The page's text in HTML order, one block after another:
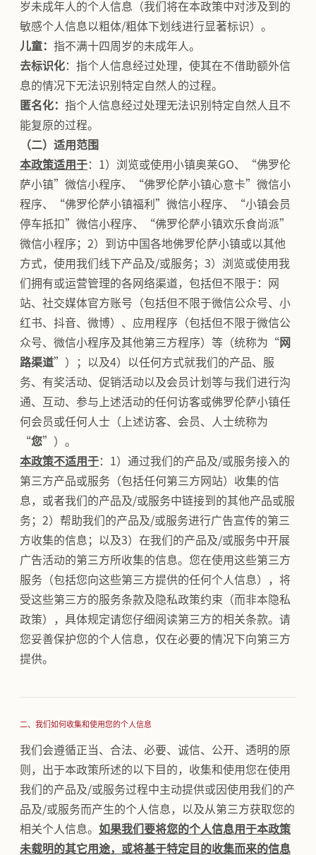
岁未成年人的个人信息（我们将在本政策中对涉及到的
敏感个人信息以粗体/粗体下划线进行显著标识）。
儿童： 指不满十四周岁的未成年人。
去标识化：指个人信息经过处理，使其在不借助额外信
息的情况下无法识别特定自然人的过程。
匿名化： 指个人信息经过处理无法识别特定自然人且不
能复原的过程。
（二）适用范围
本政策适用于：1）浏览或使用小镇奥莱GO、“佛罗伦
萨小镇”微信小程序、“佛罗伦萨小镇心意卡”微信小
程序、“佛罗伦萨小镇福利”微信小程序、“小镇会员
停车抵扣”微信小程序、“佛罗伦萨小镇欢乐食尚派”
微信小程序；2）到访中国各地佛罗伦萨小镇或以其他
方式，使用我们线下产品及/或服务；3）浏览或使用我
们拥有或运营管理的各网络渠道，包括但不限于：网
站、社交媒体官方账号（包括但不限于微信公众号、小
红书、抖音、微博）、应用程序（包括但不限于微信公
众号、微信小程序及其他第三方程序）等（统称为“网
路渠道”）；以及4）以任何方式就我们的产品、服
务、有奖活动、促销活动以及会员计划等与我们进行沟
通、互动、参与上述活动的任何访客或佛罗伦萨小镇任
何会员或任何人士（上述访客、会员、人士统称为
“您”）。
本政策不适用于：1）通过我们的产品及/或服务接入的
第三方产品或服务（包括任何第三方网站）收集的信
息，或者我们的产品及/或服务中链接到的其他产品或服
务；2）帮助我们的产品及/或服务进行广告宣传的第三
方收集的信息；以及3）在我们的产品及/或服务中开展
广告活动的第三方所收集的信息。您在使用这些第三方
服务（包括您向这些第三方提供的任何个人信息），将
受这些第三方的服务条款及隐私政策约束（而非本隐私
政策），具体规定请您仔细阅读第三方的相关条款。请
您妥善保护您的个人信息，仅在必要的情况下向第三方
提供。
二、我们如何收集和使用您的个人信息
我们会遵循正当、合法、必要、诚信、公开、透明的原
则，出于本政策所述的以下目的，收集和使用您在使用
我们的产品及/或服务过程中主动提供或因使用我们的产
品及/或服务而产生的个人信息，以及从第三方获取您的
相关个人信息。 如果我们要将您的个人信息用于本政策
未载明的其它用途，或将基于特定目的收集而来的信息